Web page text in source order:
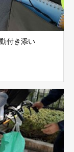
付き添い